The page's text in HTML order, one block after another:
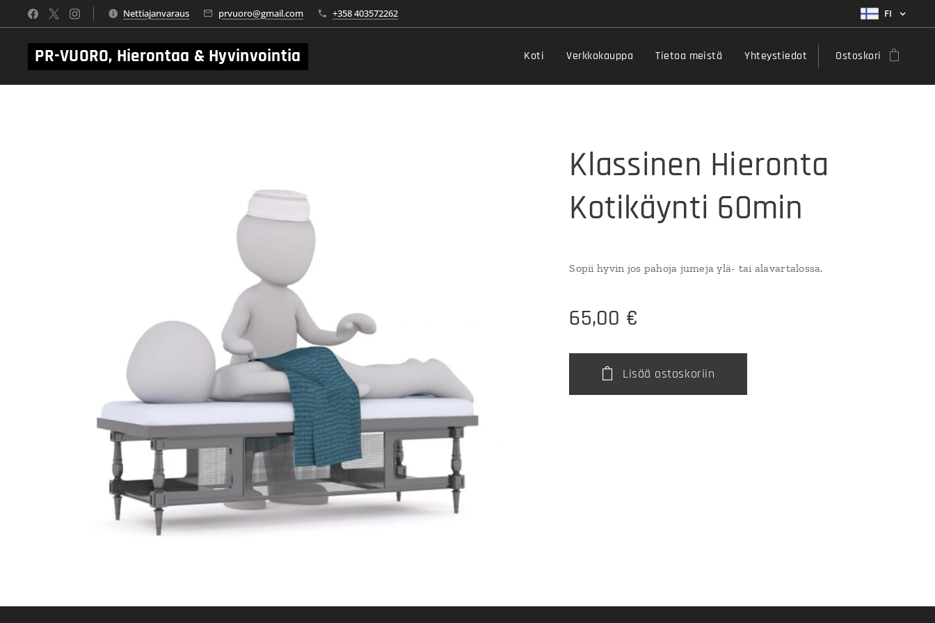
Nettiajanvaraus prvuoro@gmail.com +358 403572262 FI
PR-VUORO, Hierontaa & Hyvinvointia Koti Verkkokauppa Tietoa meistä Yhteystiedot Ostoskori
Klassinen Hieronta
Kotikäynti 60min
Sopii hyvin jos pahoja jumeja ylä- tai alavartalossa.
65,00 €
Lisää ostoskoriin